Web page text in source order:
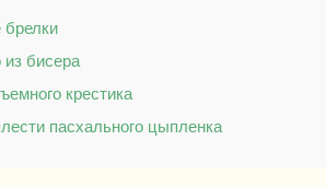
бисера
крестика
пасхального цыпленка